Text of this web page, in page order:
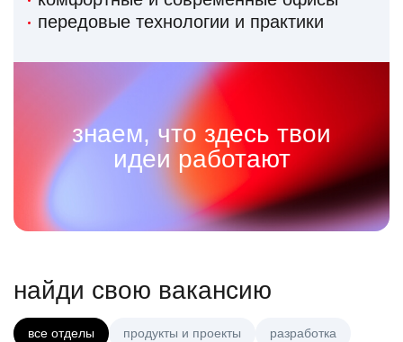
передовые технологии и практики
знаем, что здесь твои
идеи работают
найди свою вакансию
все отделы продукты и проекты разработка